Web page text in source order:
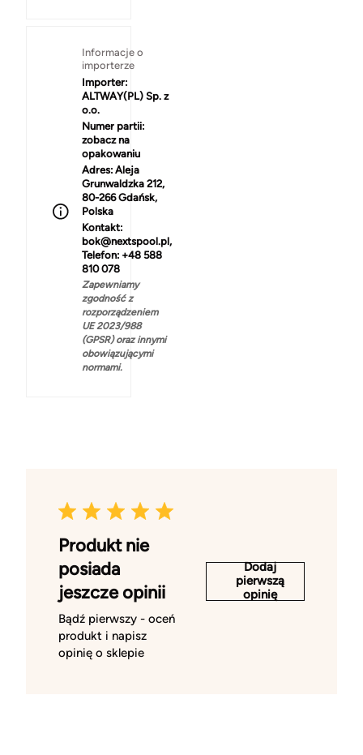
Informacje o
importerze
Importer:
ALTWAY(PL) Sp. z
o.o.
Numer partii:
zobacz na
opakowaniu
Adres: Aleja
Grunwaldzka 212,
80-266 Gdańsk,
Polska
Kontakt:
bok@nextspool.pl,
Telefon: +48 588
810 078
Zapewniamy
zgodność z
rozporządzeniem
UE 2023/988
(GPSR) oraz innymi
obowiązującymi
normami.
Produkt nie
posiada
jeszcze opinii
Bądź pierwszy - oceń
produkt i napisz
opinię o sklepie
Dodaj
pierwszą
opinię